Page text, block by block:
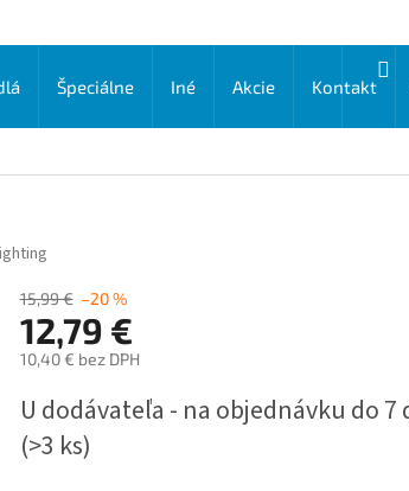
Špeciálne Iné Akcie Kontakt
15,99 € –20 %
12,79 €
10,40 € bez DPH
cena:
U dodávateľa - na objednávku do 7
(>3 ks)